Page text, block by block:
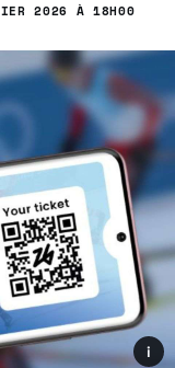
2026 À 18H00
i